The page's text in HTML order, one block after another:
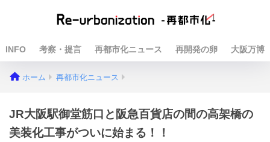
INFO 考察・提言 再都市化ニュース 再開発の卵 大阪万博
ホーム 再都市化ニュース
JR大阪駅御堂筋口と阪急百貨店の間の高架橋の
美装化工事がついに始まる！！